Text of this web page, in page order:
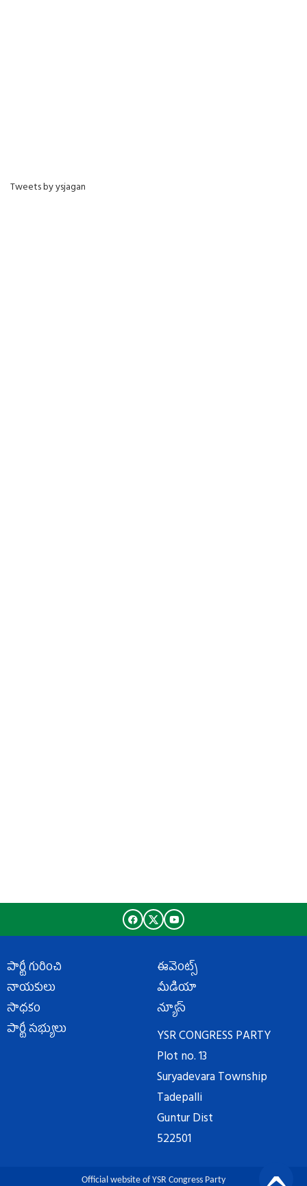
Tweets by ysjagan
పార్టీ గురించి
నాయకులు
సాధకం
పార్టీ సభ్యులు
ఈవెంట్స్
మీడియా
న్యూస్
YSR CONGRESS PARTY
Plot no. 13
Suryadevara Township
Tadepalli
Guntur Dist
522501
Official website of YSR Congress Party